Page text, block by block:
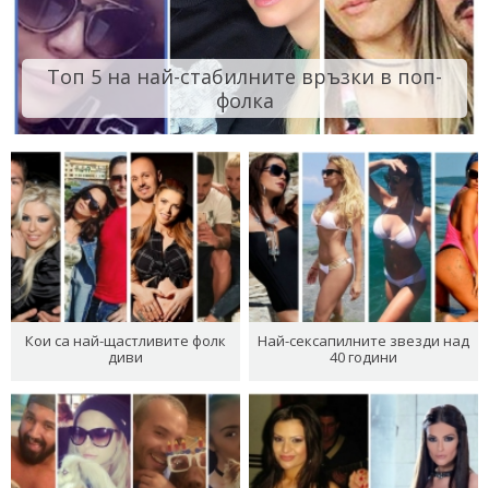
Топ 5 на най-стабилните връзки в поп-
фолка
Кои са най-щастливите фолк
диви
Най-сексапилните звезди над
40 години